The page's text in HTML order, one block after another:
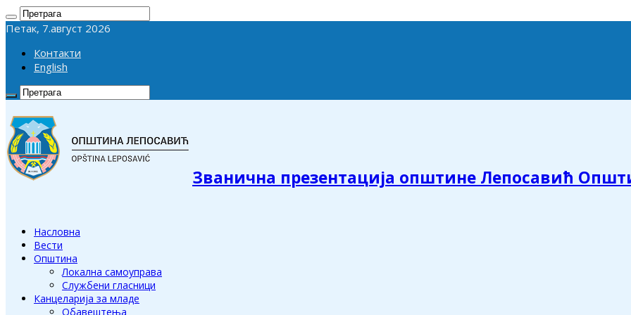
Петак, 7.август 2026
Контакти
English
Званична презентација општине Лепосавић
Насловна
Вести
Општина
Локална самоуправа
Службени гласници
Канцеларија за младе
Обавештења